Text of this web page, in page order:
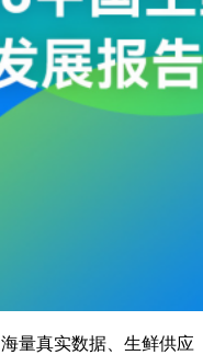
量真实数据、生鲜供应